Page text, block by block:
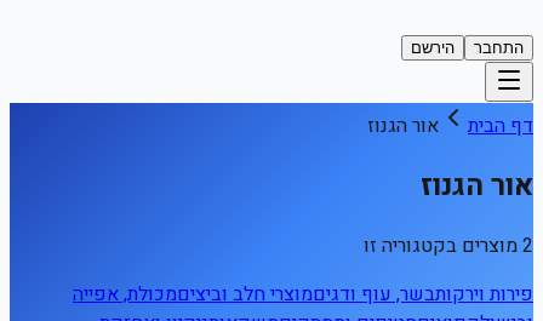
התחבר הירשם
דף הבית אור הגנוז
אור הגנוז
2 מוצרים בקטגוריה זו
פירות וירקותבשר, עוף ודגיםמוצרי חלב וביציםמכולת, אפייה